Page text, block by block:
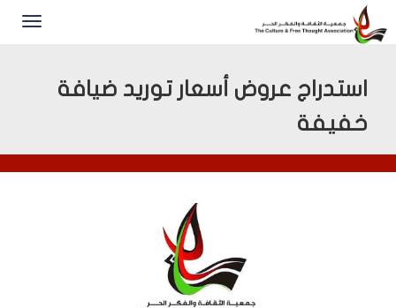
استدراج عروض أسعار توريد ضيافة
خفيفة